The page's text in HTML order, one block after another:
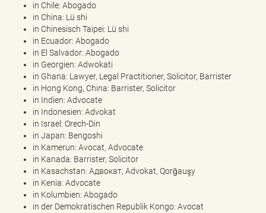
in Chile: Abogado
in China: Lü shi
in Chinesisch Taipei: Lü shi
in Ecuador: Abogado
in El Salvador: Abogado
in Georgien: Adwokati
in Ghana: Lawyer, Legal Practitioner, Solicitor, Barrister
in Hong Kong, China: Barrister, Solicitor
in Indien: Advocate
in Indonesien: Advokat
in Israel: Orech-Din
in Japan: Bengoshi
in Kamerun: Avocat, Advocate
in Kanada: Barrister, Solicitor
in Kasachstan: Aдвокат, Advokat, Qorğauşy
in Kenia: Advocate
in Kolumbien: Abogado
in der Demokratischen Republik Kongo: Avocat